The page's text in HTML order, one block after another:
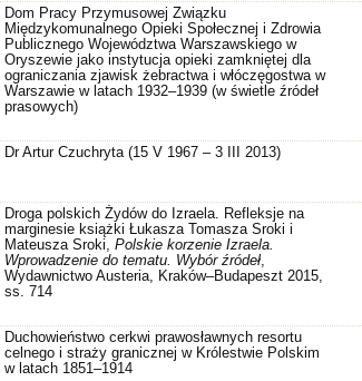
Dom Pracy Przymusowej Związku
Międzykomunalnego Opieki Społecznej i Zdrowia
Publicznego Województwa Warszawskiego w
Oryszewie jako instytucja opieki zamkniętej dla
ograniczania zjawisk żebractwa i włóczęgostwa w
Warszawie w latach 1932–1939 (w świetle źródeł
prasowych)
Dr Artur Czuchryta (15 V 1967 – 3 III 2013)
Droga polskich Żydów do Izraela. Refleksje na
marginesie książki Łukasza Tomasza Sroki i
Mateusza Sroki, Polskie korzenie Izraela.
Wprowadzenie do tematu. Wybór źródeł,
Wydawnictwo Austeria, Kraków–Budapeszt 2015,
ss. 714
Duchowieństwo cerkwi prawosławnych resortu
celnego i straży granicznej w Królestwie Polskim
w latach 1851–1914